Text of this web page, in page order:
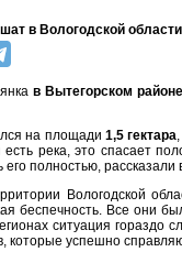
в Вологодской области
в Вытегорском районе
на площади 1,5 гектара
река, это спасает
его полностью,
Вологодской
беспечность. Все они
ситуация гораздо
которые успешно